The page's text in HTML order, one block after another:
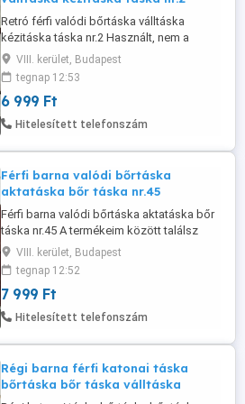
Retró férfi valódi bőrtáska válltáska
kézitáska táska nr.2 Használt, nem a
legszebb esztétikai állapotú de vastag
valódi bőr, kb. 25 x 22 x 9 cm., belül 3 nagy
rekesz köztük 3 cipzáras zseb, elöl 1
zseb hátul pedig 1 cipzáras zseb, vállpánt
min 90 cm. max 100 cm. és még 2 lyuk
VIII. kerület, Budapest
tegnap 12:53
6 999 Ft
Hitelesített telefonszám
Férfi barna valódi bőrtáska
aktatáska bőr táska nr.45
Férfi barna valódi bőrtáska aktatáska bőr
táska nr.45 A termékeim között találsz
több bőrtáskát is különböző méretekben.
A képeken látható állapotban 38,5 x 30,5 x
12 cm. Belül 3 rekesz, hátul 1 cipzáras
zseb, zárkulcsa megvan, vállpánt nem
állítható 87 cm. .Alku nincs!!! Akinek nem
VIII. kerület, Budapest
tegnap 12:52
7 999 Ft
Hitelesített telefonszám
Régi barna férfi katonai táska
bőrtáska bőr táska válltáska